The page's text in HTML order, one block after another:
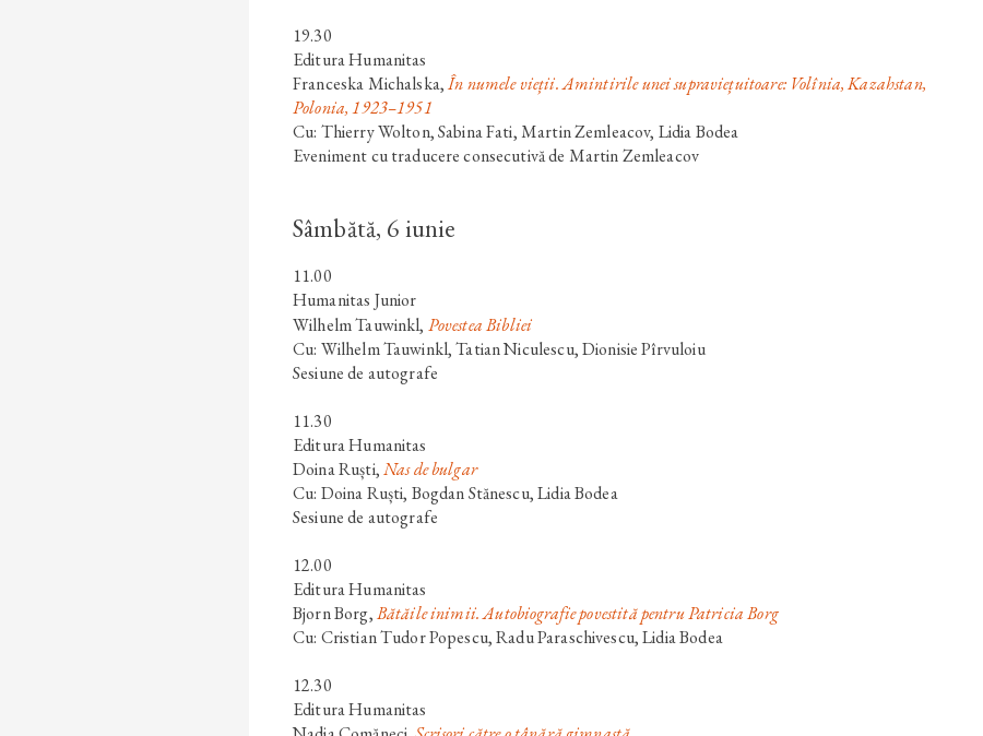
19.30
Editura Humanitas
Franceska Michalska,În numele vieții. Amintirile unei supraviețuitoare: Volînia, Kazahstan,
Polonia, 1923–1951
Cu: Thierry Wolton, Sabina Fati, Martin Zemleacov, Lidia Bodea
Eveniment cu traducere consecutivă de Martin Zemleacov
Sâmbătă, 6 iunie
11.00
Humanitas Junior
Wilhelm Tauwinkl, Povestea Bibliei
Cu: Wilhelm Tauwinkl, Tatian Niculescu, Dionisie Pîrvuloiu
Sesiune de autografe
11.30
Editura Humanitas
Doina Ruști,Nas de bulgar
Cu: Doina Ruști, Bogdan Stănescu, Lidia Bodea
Sesiune de autografe
12.00
Editura Humanitas
Bjorn Borg,Bătăile inimii. Autobiografie povestită pentru Patricia Borg
Cu: Cristian Tudor Popescu, Radu Paraschivescu, Lidia Bodea
12.30
Editura Humanitas